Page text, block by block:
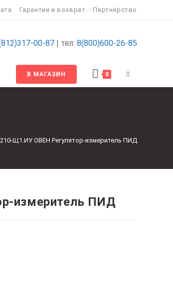
Гарантии и возврат Партнёрство
00-87 | тел: 8(800)600-26-85
В МАГАЗИН 0
Щ1.ИУ ОВЕН Регулятор-измеритель ПИД
измеритель ПИД